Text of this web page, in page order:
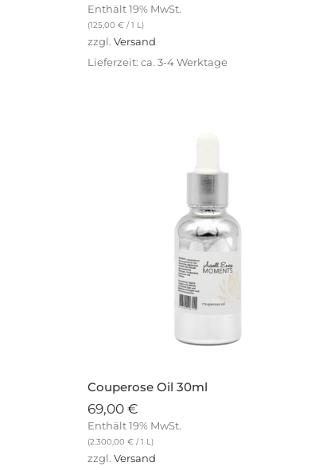
Enthält 19% MwSt.
(125,00€ / 1 L)
zzgl.Versand
Lieferzeit: ca. 3-4 Werktage
Couperose Oil 30ml
69,00€
Enthält 19% MwSt.
(2.300,00€ / 1 L)
zzgl.Versand